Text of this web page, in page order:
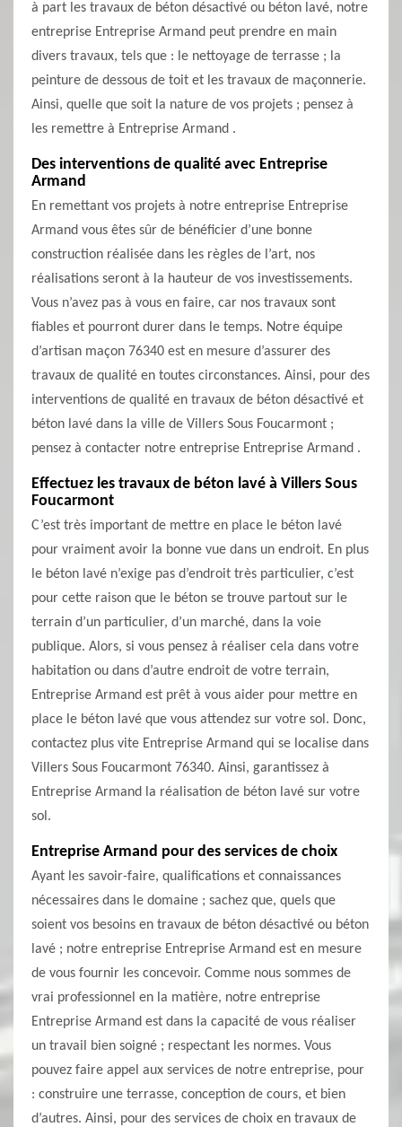
à part les travaux de béton désactivé ou béton lavé, notre
entreprise Entreprise Armand peut prendre en main
divers travaux, tels que : le nettoyage de terrasse ; la
peinture de dessous de toit et les travaux de maçonnerie.
Ainsi, quelle que soit la nature de vos projets ; pensez à
les remettre à Entreprise Armand .
Des interventions de qualité avec Entreprise
Armand
En remettant vos projets à notre entreprise Entreprise
Armand vous êtes sûr de bénéficier d’une bonne
construction réalisée dans les règles de l’art, nos
réalisations seront à la hauteur de vos investissements.
Vous n’avez pas à vous en faire, car nos travaux sont
fiables et pourront durer dans le temps. Notre équipe
d’artisan maçon 76340 est en mesure d’assurer des
travaux de qualité en toutes circonstances. Ainsi, pour des
interventions de qualité en travaux de béton désactivé et
béton lavé dans la ville de Villers Sous Foucarmont ;
pensez à contacter notre entreprise Entreprise Armand .
Effectuez les travaux de béton lavé à Villers Sous
Foucarmont
C’est très important de mettre en place le béton lavé
pour vraiment avoir la bonne vue dans un endroit. En plus
le béton lavé n’exige pas d’endroit très particulier, c’est
pour cette raison que le béton se trouve partout sur le
terrain d’un particulier, d’un marché, dans la voie
publique. Alors, si vous pensez à réaliser cela dans votre
habitation ou dans d’autre endroit de votre terrain,
Entreprise Armand est prêt à vous aider pour mettre en
place le béton lavé que vous attendez sur votre sol. Donc,
contactez plus vite Entreprise Armand qui se localise dans
Villers Sous Foucarmont 76340. Ainsi, garantissez à
Entreprise Armand la réalisation de béton lavé sur votre
sol.
Entreprise Armand pour des services de choix
Ayant les savoir-faire, qualifications et connaissances
nécessaires dans le domaine ; sachez que, quels que
soient vos besoins en travaux de béton désactivé ou béton
lavé ; notre entreprise Entreprise Armand est en mesure
de vous fournir les concevoir. Comme nous sommes de
vrai professionnel en la matière, notre entreprise
Entreprise Armand est dans la capacité de vous réaliser
un travail bien soigné ; respectant les normes. Vous
pouvez faire appel aux services de notre entreprise, pour
: construire une terrasse, conception de cours, et bien
d’autres. Ainsi, pour des services de choix en travaux de